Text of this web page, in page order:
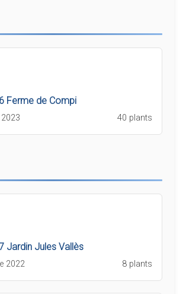
Ferme de Compi
40 plants
Jardin Jules Vallès
2022 8 plants